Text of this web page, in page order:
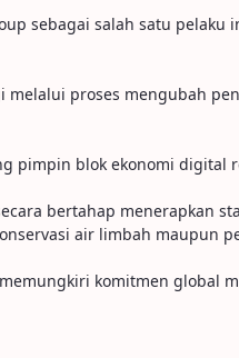
sebagai salah satu
melalui proses mengubah
pimpin blok ekonomi digital
bertahap menerapkan
air limbah maupun
komitmen global